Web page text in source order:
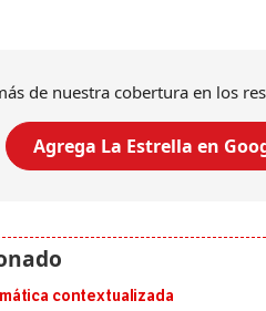
de nuestra cobertura en los
Agrega La Estrella en
contextualizada
al